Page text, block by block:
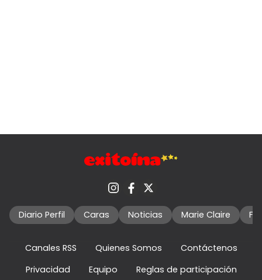
Diario Perfil Caras Noticias Marie Claire
Canales RSS Quienes Somos
Contáctenos
Privacidad
Equipo Reglas de participación